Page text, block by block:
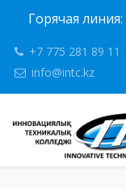
Горячая
+7 775 281 89 11
info@intc.kz